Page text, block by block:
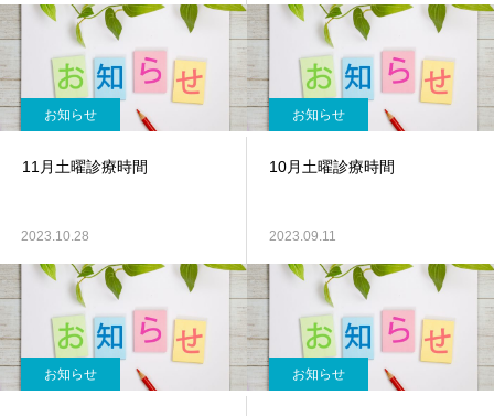
お知らせ
11月土曜診療時間
2023.10.28
お知らせ
10月土曜診療時間
2023.09.11
お知らせ お知らせ